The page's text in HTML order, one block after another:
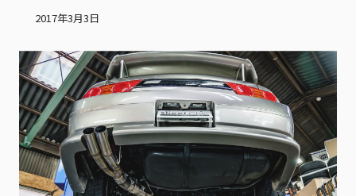
2017年3月3日